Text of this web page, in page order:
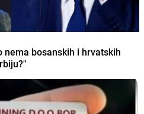
nema bosanskih i hrvatskih